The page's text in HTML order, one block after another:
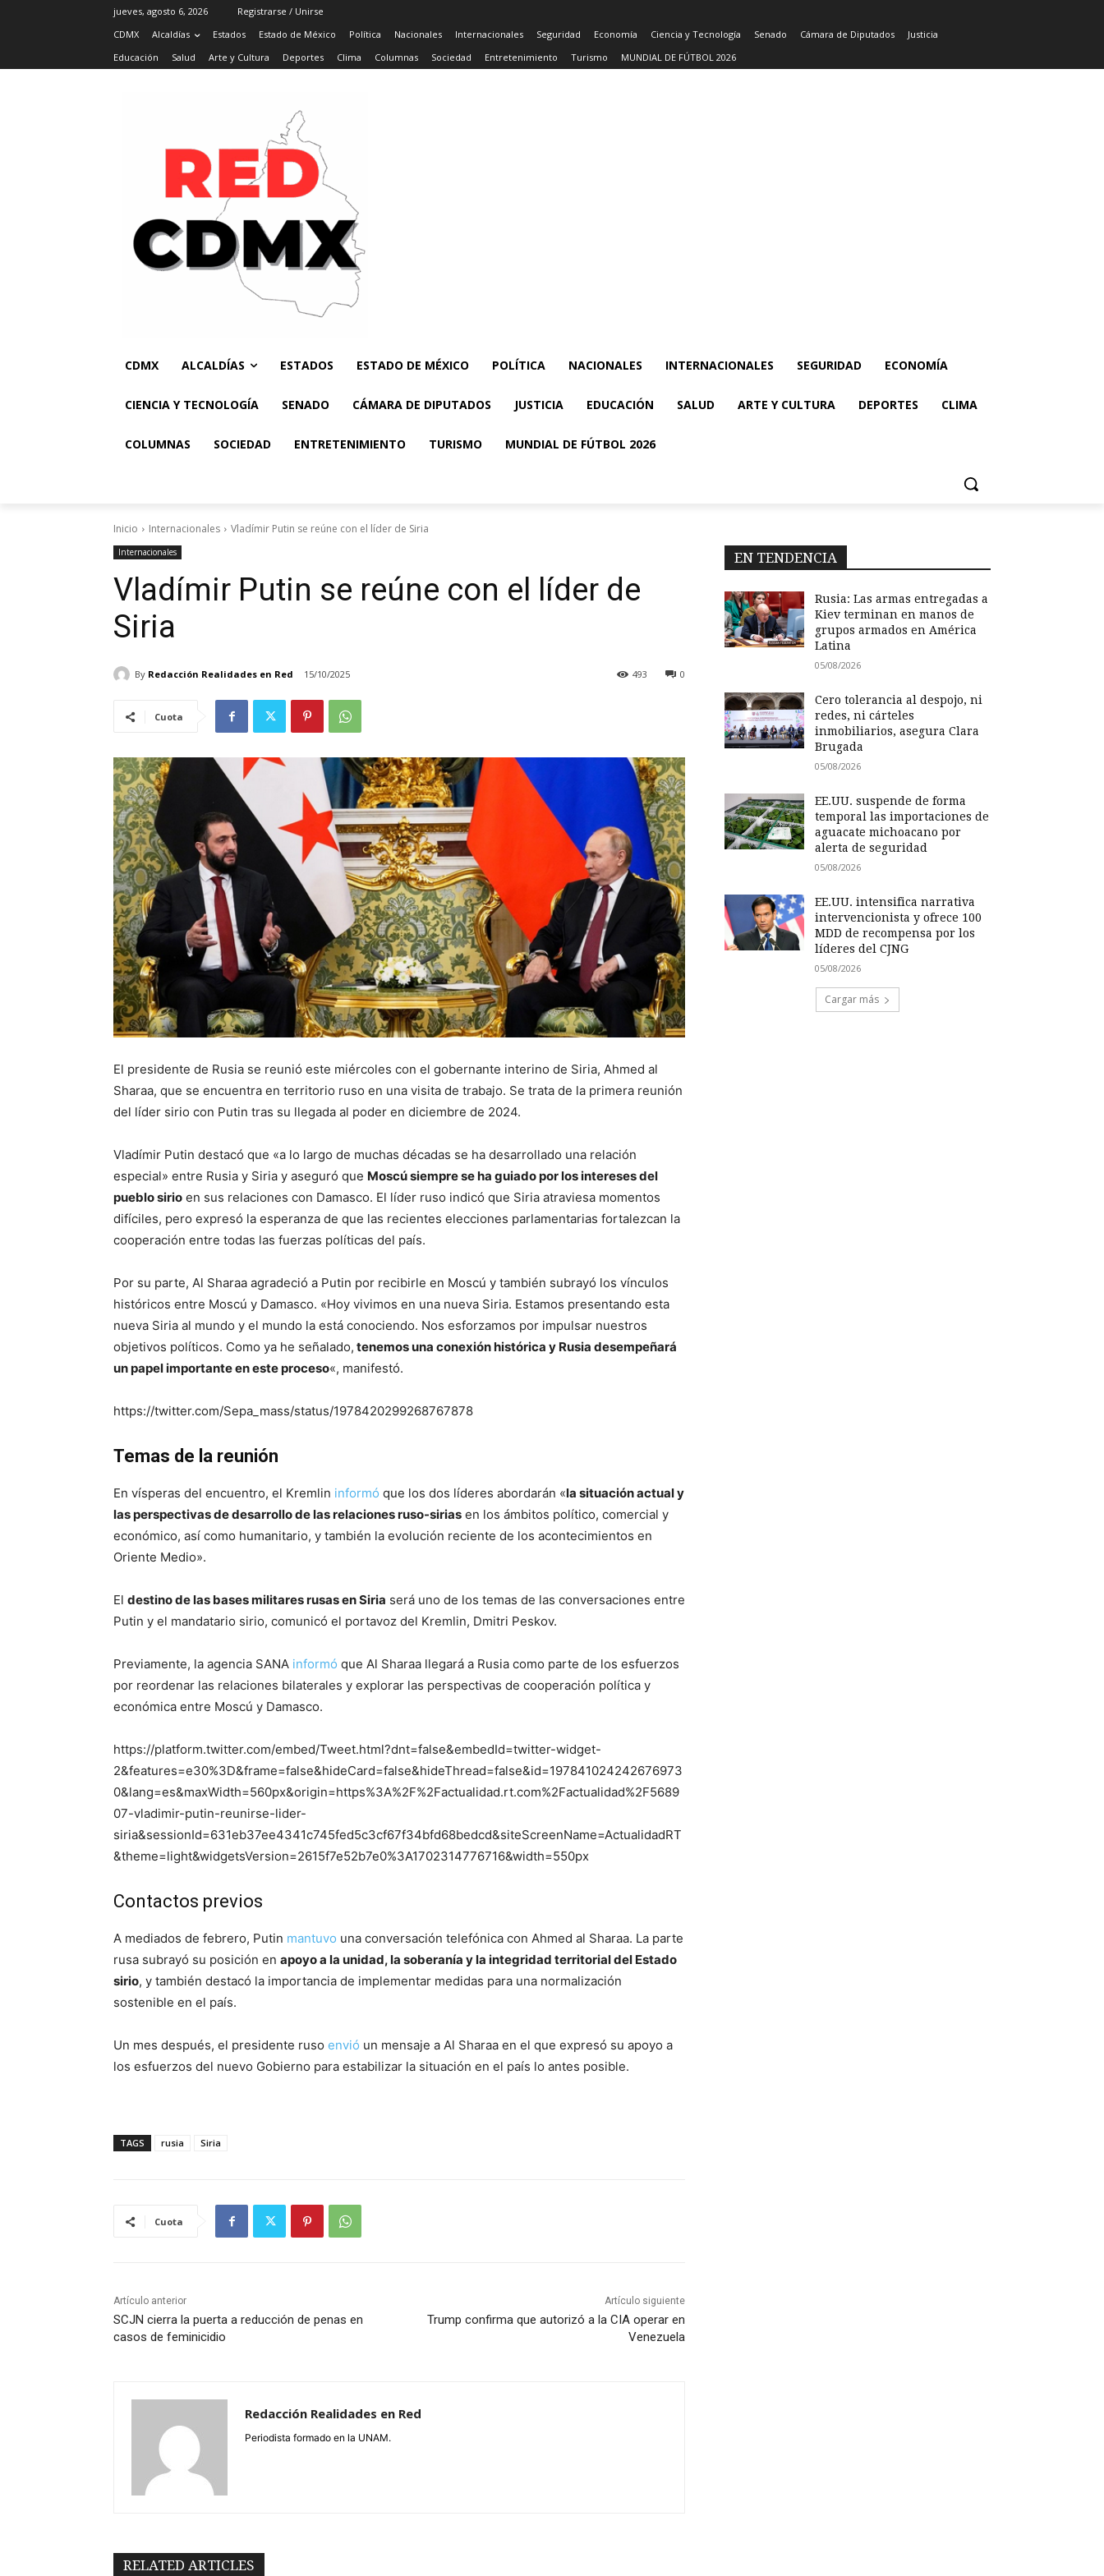
jueves, agosto 6, 2026
Registrarse / Unirse
CDMX
Alcaldías Estados Estado de México Política Nacionales Internacionales Seguridad Economía Ciencia y Tecnología Senado Cámara de Diputados
Justicia
Educación
Salud Arte y Cultura Deportes Clima Columnas Sociedad Entretenimiento Turismo MUNDIAL DE FÚTBOL 2026
CDMX ALCALDÍAS ESTADOS ESTADO DE MÉXICO POLÍTICA NACIONALES INTERNACIONALES SEGURIDAD ECONOMÍA
CIENCIA Y TECNOLOGÍA SENADO CÁMARA DE DIPUTADOS JUSTICIA EDUCACIÓN SALUD ARTE Y CULTURA DEPORTES CLIMA
COLUMNAS SOCIEDAD ENTRETENIMIENTO TURISMO MUNDIAL DE FÚTBOL 2026
Inicio Internacionales Vladímir Putin se reúne con el líder de Siria
Internacionales
Vladímir Putin se reúne con el líder de
Siria
By Redacción Realidades en Red 15/10/2025 0
493
Cuota
El presidente de Rusia se reunió este miércoles con el gobernante interino de Siria, Ahmed al
Sharaa, que se encuentra en territorio ruso en una visita de trabajo. Se trata de la primera reunión
del líder sirio con Putin tras su llegada al poder en diciembre de 2024.
Vladímir Putin destacó que «a lo largo de muchas décadas se ha desarrollado una relación
especial» entre Rusia y Siria y aseguró que Moscú siempre se ha guiado por los intereses del
pueblo sirio en sus relaciones con Damasco. El líder ruso indicó que Siria atraviesa momentos
difíciles, pero expresó la esperanza de que las recientes elecciones parlamentarias fortalezcan la
cooperación entre todas las fuerzas políticas del país.
Por su parte, Al Sharaa agradeció a Putin por recibirle en Moscú y también subrayó los vínculos
históricos entre Moscú y Damasco. «Hoy vivimos en una nueva Siria. Estamos presentando esta
nueva Siria al mundo y el mundo la está conociendo. Nos esforzamos por impulsar nuestros
objetivos políticos. Como ya he señalado, tenemos una conexión histórica y Rusia desempeñará
un papel importante en este proceso«, manifestó.
https://twitter.com/Sepa_mass/status/1978420299268767878
Temas de la reunión
En vísperas del encuentro, el Kremlin informó que los dos líderes abordarán «la situación actual y
las perspectivas de desarrollo de las relaciones ruso-sirias en los ámbitos político, comercial y
económico, así como humanitario, y también la evolución reciente de los acontecimientos en
Oriente Medio».
El destino de las bases militares rusas en Siria será uno de los temas de las conversaciones entre
Putin y el mandatario sirio, comunicó el portavoz del Kremlin, Dmitri Peskov.
Previamente, la agencia SANA informó que Al Sharaa llegará a Rusia como parte de los esfuerzos
por reordenar las relaciones bilaterales y explorar las perspectivas de cooperación política y
económica entre Moscú y Damasco.
https://platform.twitter.com/embed/Tweet.html?dnt=false&embedId=twitter-widget-
2&features=e30%3D&frame=false&hideCard=false&hideThread=false&id=197841024242676973
0&lang=es&maxWidth=560px&origin=https%3A%2F%2Factualidad.rt.com%2Factualidad%2F5689
07-vladimir-putin-reunirse-lider-
siria&sessionId=631eb37ee4341c745fed5c3cf67f34bfd68bedcd&siteScreenName=ActualidadRT
&theme=light&widgetsVersion=2615f7e52b7e0%3A1702314776716&width=550px
Contactos previos
A mediados de febrero, Putin mantuvo una conversación telefónica con Ahmed al Sharaa. La parte
rusa subrayó su posición en apoyo a la unidad, la soberanía y la integridad territorial del Estado
sirio, y también destacó la importancia de implementar medidas para una normalización
sostenible en el país.
Un mes después, el presidente ruso envió un mensaje a Al Sharaa en el que expresó su apoyo a
los esfuerzos del nuevo Gobierno para estabilizar la situación en el país lo antes posible.
TAGS rusia Siria
Cuota
Artículo anterior
SCJN cierra la puerta a reducción de penas en
casos de feminicidio
Artículo siguiente
Trump confirma que autorizó a la CIA operar en
Venezuela
Redacción Realidades en Red
Periodista formado en la UNAM.
RELATED ARTICLES
EN TENDENCIA
Rusia: Las armas entregadas a
Kiev terminan en manos de
grupos armados en América
Latina
05/08/2026
Cero tolerancia al despojo, ni
redes, ni cárteles
inmobiliarios, asegura Clara
Brugada
05/08/2026
EE.UU. suspende de forma
temporal las importaciones de
aguacate michoacano por
alerta de seguridad
05/08/2026
EE.UU. intensifica narrativa
intervencionista y ofrece 100
MDD de recompensa por los
líderes del CJNG
05/08/2026
Cargar más